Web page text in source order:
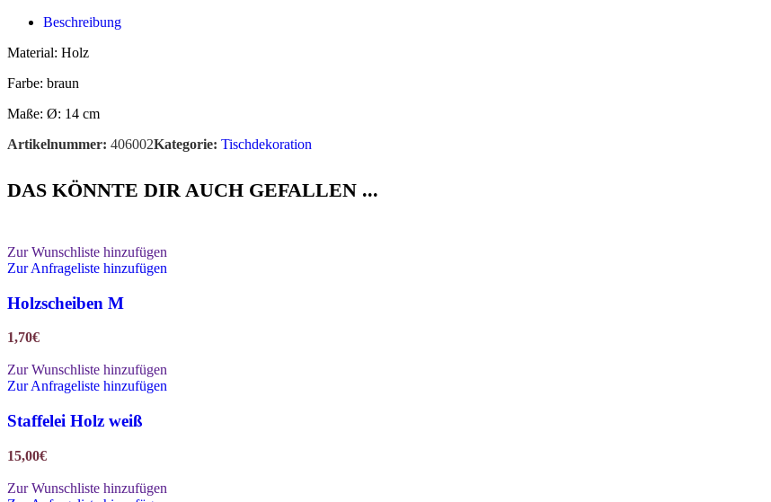
Beschreibung
Material: Holz
Farbe: braun
Maße: Ø: 14 cm
Artikelnummer: 406002Kategorie: Tischdekoration
DAS KÖNNTE DIR AUCH GEFALLEN ...
Zur Wunschliste hinzufügen
Zur Anfrageliste hinzufügen
Holzscheiben M
1,70€
Zur Wunschliste hinzufügen
Zur Anfrageliste hinzufügen
Staffelei Holz weiß
15,00€
Zur Wunschliste hinzufügen